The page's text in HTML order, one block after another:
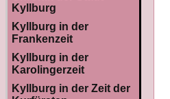
Kyllburg
Kyllburg in der
Frankenzeit
Kyllburg in der
Karolingerzeit
Kyllburg in der Zeit der